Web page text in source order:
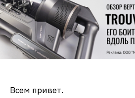
Всем привет.